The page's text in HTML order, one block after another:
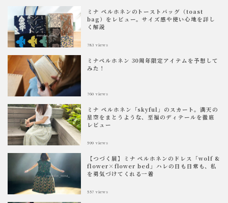
ミナ ペルホネンのトーストバッグ（toast
bag）をレビュー。サイズ感や使い心地を詳し
く解説
783 views
ミナペルホネン 30周年限定アイテムを予想して
みた！
760 views
ミナ ペルホネン「skyful」のスカート。満天の
星空をまとうような、至福のディテールを徹底
レビュー
599 views
【つづく展】ミナ ペルホネンのドレス「wolf &
flower×flower bed」ハレの日も日常も、私
を勇気づけてくれる一着
557 views